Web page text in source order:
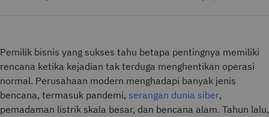
Pemilik bisnis yang sukses tahu betapa pentingnya memiliki
rencana ketika kejadian tak terduga menghentikan operasi
normal. Perusahaan modern menghadapi banyak jenis
bencana, termasuk pandemi, serangan dunia siber,
pemadaman listrik skala besar, dan bencana alam. Tahun lalu,